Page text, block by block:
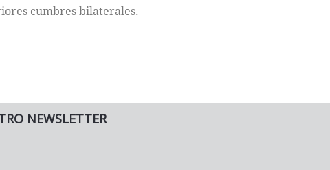
cumbres bilaterales.
NEWSLETTER